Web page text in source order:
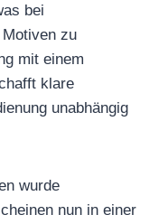
bei
zu
mit einem
klare
unabhängig
wurde
nun in einer